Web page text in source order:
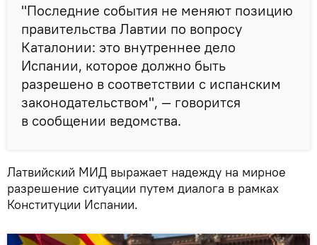
"Последние события не меняют позицию
правительства Лавтии по вопросу
Каталонии: это внутреннее дело
Испании, которое должно быть
разрешено в соответствии с испанским
законодательством", — говорится
в сообщении ведомства.
Латвийский МИД выражает надежду на мирное
разрешение ситуации путем диалога в рамках
Конституции Испании.